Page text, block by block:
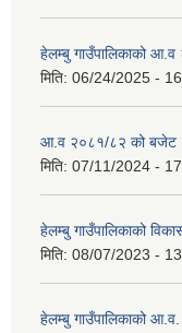
हेलम्बु गाउँपालिकाको
मिति: 06/24/2025 -
आ.व २०८१/८२ को बजेट
मिति: 07/11/2024 -
हेलम्बु गाउँपालिकाको
मिति: 08/07/2023 -
हेलम्बु गाउँपालिकाको